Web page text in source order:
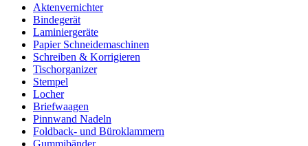
Aktenvernichter
Bindegerät
Laminiergeräte
Papier Schneidemaschinen
Schreiben & Korrigieren
Tischorganizer
Stempel
Locher
Briefwaagen
Pinnwand Nadeln
Foldback- und Büroklammern
Gummibänder